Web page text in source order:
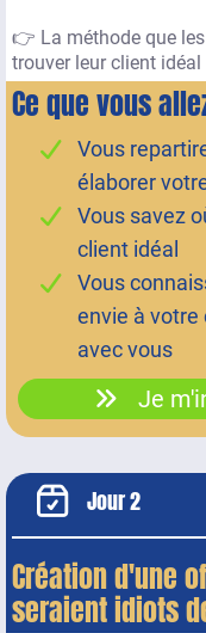
👉 La méthode que
trouver leur client idéal
Ce que vous
Vous
élaborer
Vous savez
client idéal
Vous
envie à votre
avec vous
Je
Jour 2
Création d'une
seraient idiots